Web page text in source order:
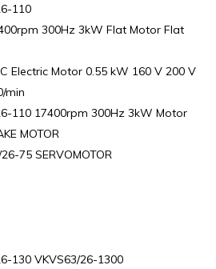
110
300Hz 3kW Flat Motor Flat
Electric Motor 0.55 kW 160 V 200 V
min
110 17400rpm 300Hz 3kW Motor
MOTOR
75 SERVOMOTOR
130 VKVS63/26-1300